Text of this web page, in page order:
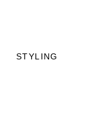
STYLING